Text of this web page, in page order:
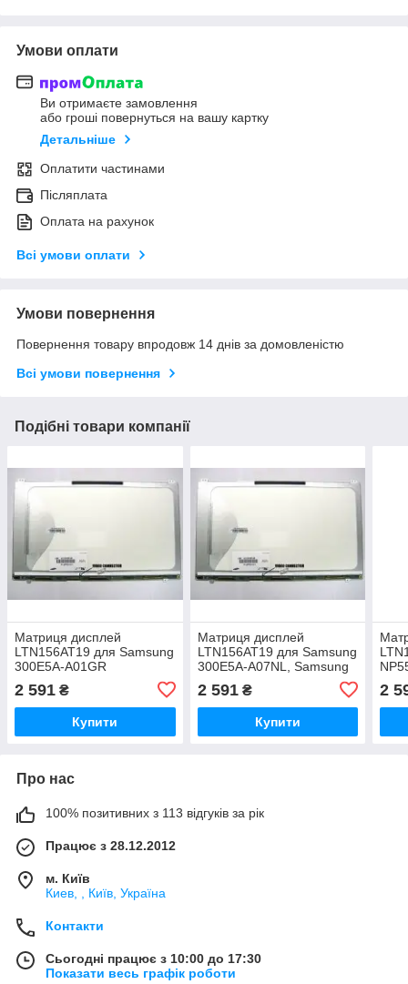
Умови оплати
Ви отримаєте замовлення
або гроші повернуться на вашу картку
Детальніше
Оплатити частинами
Післяплата
Оплата на рахунок
Всі умови оплати
Умови повернення
Повернення товару впродовж 14 днів за домовленістю
Всі умови повернення
Подібні товари компанії
Матриця дисплей
LTN156AT19 для Samsung
300E5A-A01GR
2 591 ₴
Купити
Матриця дисплей
LTN156AT19 для Samsung
300E5A-A07NL, Samsung
300E5A-S04AE,Samsung
300E5A-S09SE
2 591₴
Купити
2
Про нас
100% позитивних з 113 відгуків за рік
Працює з 28.12.2012
м. Київ
Киев, , Київ, Україна
Контакти
Сьогодні працює з 10:00 до 17:30
Показати весь графік роботи